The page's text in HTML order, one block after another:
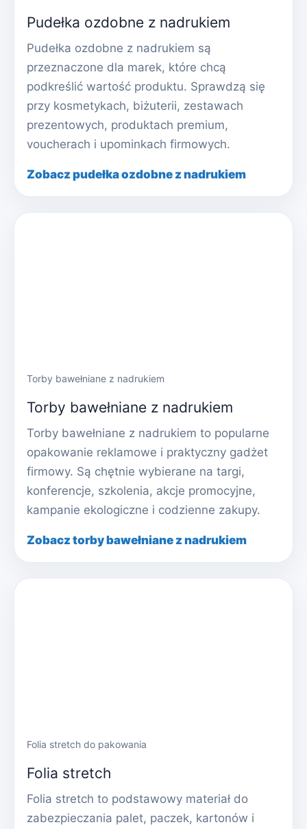
Pudełka ozdobne z nadrukiem
Pudełka ozdobne z nadrukiem są
przeznaczone dla marek, które chcą
podkreślić wartość produktu. Sprawdzą się
przy kosmetykach, biżuterii, zestawach
prezentowych, produktach premium,
voucherach i upominkach firmowych.
Zobacz pudełka ozdobne z nadrukiem
Torby bawełniane z nadrukiem
Torby bawełniane z nadrukiem
Torby bawełniane z nadrukiem to popularne
opakowanie reklamowe i praktyczny gadżet
firmowy. Są chętnie wybierane na targi,
konferencje, szkolenia, akcje promocyjne,
kampanie ekologiczne i codzienne zakupy.
Zobacz torby bawełniane z nadrukiem
Folia stretch do pakowania
Folia stretch
Folia stretch to podstawowy materiał do
zabezpieczania palet, paczek, kartonów i